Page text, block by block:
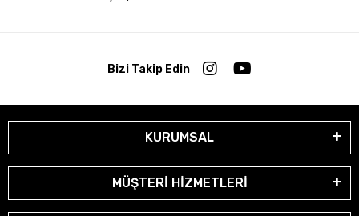
Bizi Takip Edin
KURUMSAL
MÜŞTERİ HİZMETLERİ